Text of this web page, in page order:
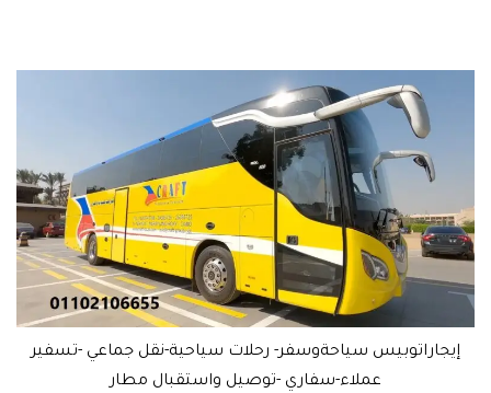
إيجاراتوبيس سياحةوسفر- رحلات سياحية-نقل جماعي -تسفير
عملاء-سفاري -توصيل واستقبال مطار